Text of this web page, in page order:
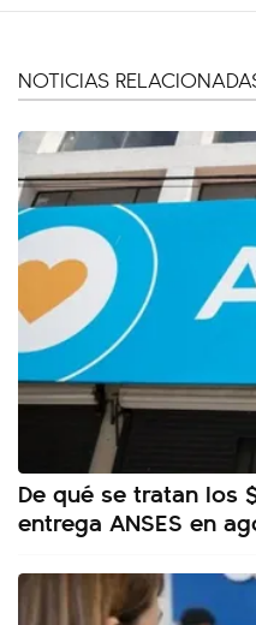
NOTICIAS
De qué se tratan los
entrega ANSES en